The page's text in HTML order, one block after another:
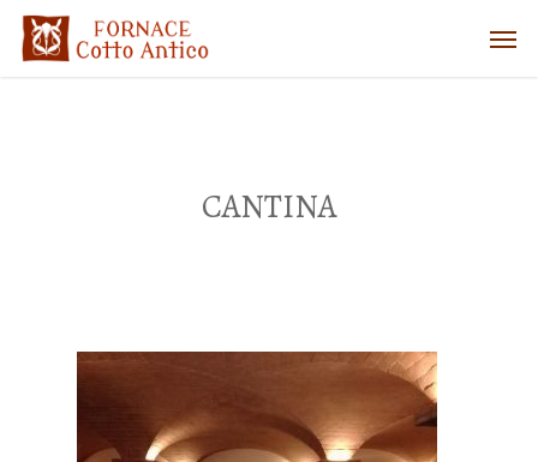
CANTINA